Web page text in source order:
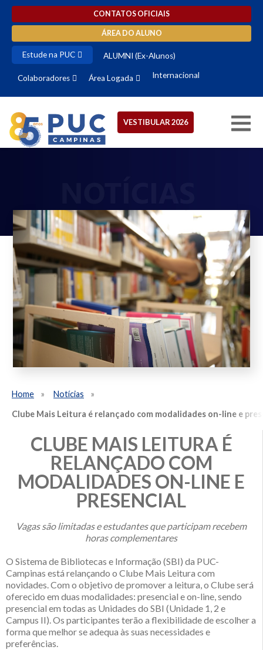
CONTATOS OFICIAIS
ÁREA DO ALUNO
Estude na PUC ALUMNI (Ex-Alunos)
Colaboradores Área Logada Internacional
VESTIBULAR 2026
Home
Notícias
Clube Mais Leitura é relançado com modalidades on-line e
CLUBE MAIS LEITURA É
RELANÇADO COM
MODALIDADES ON-LINE E
PRESENCIAL
Vagas são limitadas e estudantes que participam recebem
horas complementares
O Sistema de Bibliotecas e Informação (SBI) da PUC-
Campinas está relançando o Clube Mais Leitura com
novidades. Com o objetivo de promover a leitura, o Clube será
oferecido em duas modalidades: presencial e on-line, sendo
presencial em todas as Unidades do SBI (Unidade 1, 2 e
Campus II). Os participantes terão a flexibilidade de escolher a
forma que melhor se adequa às suas necessidades e
preferências.